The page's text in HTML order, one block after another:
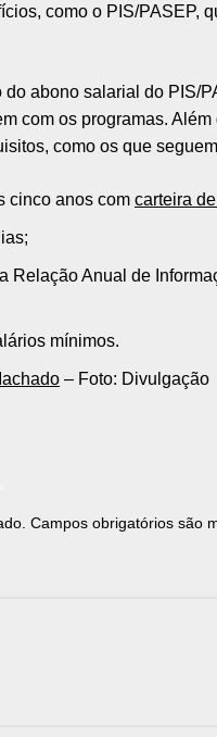
como o PIS/PASEP,
abono salarial do PIS/
com os programas.
como os que
cinco anos com carteira
Relação Anual de
mínimos.
– Foto: Divulgação
Campos obrigatórios são